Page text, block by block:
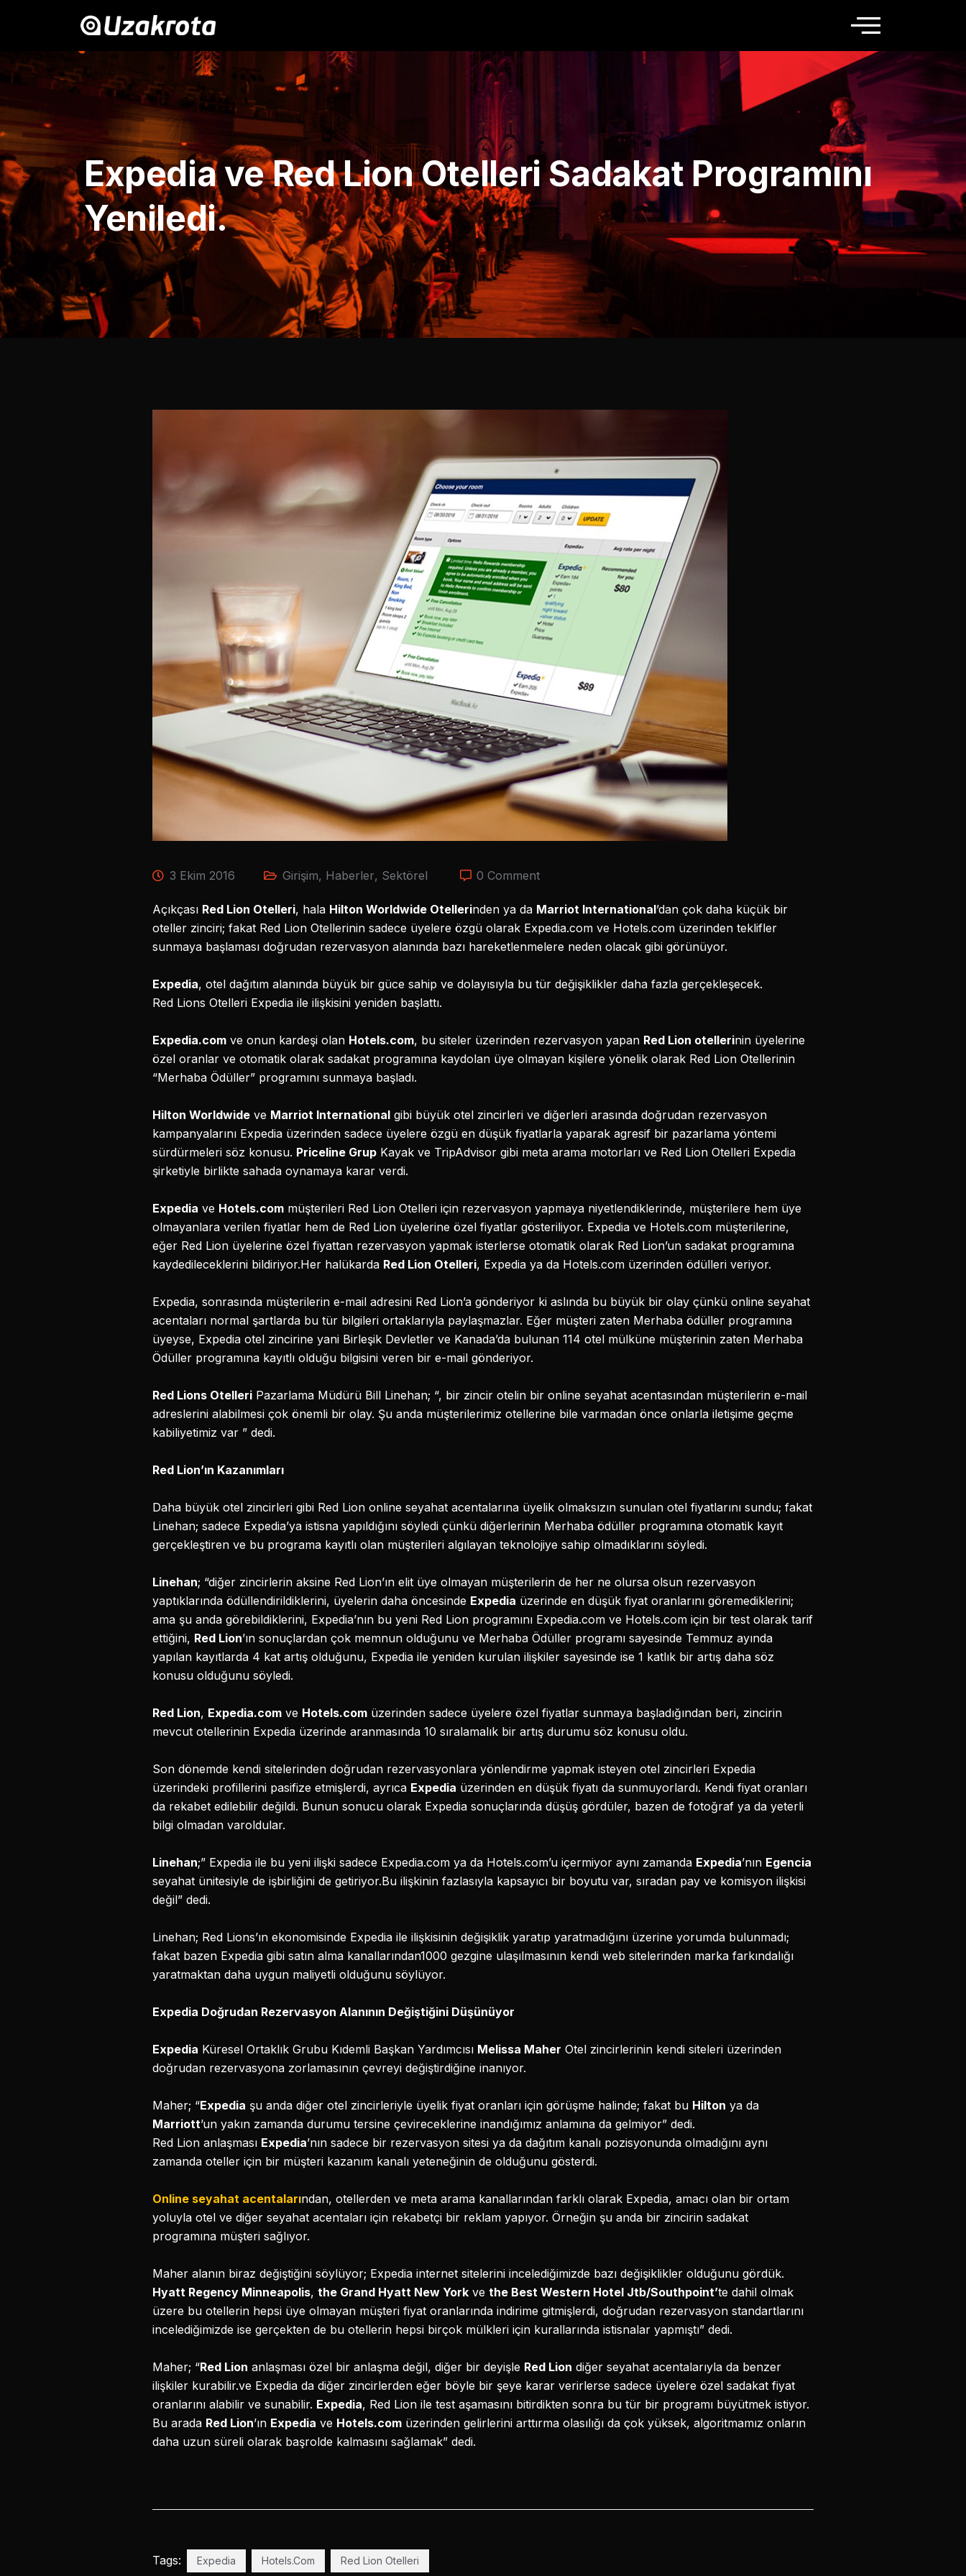
Expedia ve Red Lion Otelleri Sadakat Programını
Yeniledi.
3 Ekim 2016 Girişim, Haberler, Sektörel 0 Comment
Açıkçası Red Lion Otelleri, hala Hilton Worldwide Otellerinden ya da Marriot International’dan çok daha küçük bir
oteller zinciri; fakat Red Lion Otellerinin sadece üyelere özgü olarak Expedia.com ve Hotels.com üzerinden teklifler
sunmaya başlaması doğrudan rezervasyon alanında bazı hareketlenmelere neden olacak gibi görünüyor.
Expedia, otel dağıtım alanında büyük bir güce sahip ve dolayısıyla bu tür değişiklikler daha fazla gerçekleşecek.
Red Lions Otelleri Expedia ile ilişkisini yeniden başlattı.
Expedia.com ve onun kardeşi olan Hotels.com, bu siteler üzerinden rezervasyon yapan Red Lion otellerinin üyelerine
özel oranlar ve otomatik olarak sadakat programına kaydolan üye olmayan kişilere yönelik olarak Red Lion Otellerinin
“Merhaba Ödüller” programını sunmaya başladı.
Hilton Worldwide ve Marriot International gibi büyük otel zincirleri ve diğerleri arasında doğrudan rezervasyon
kampanyalarını Expedia üzerinden sadece üyelere özgü en düşük fiyatlarla yaparak agresif bir pazarlama yöntemi
sürdürmeleri söz konusu. Priceline Grup Kayak ve TripAdvisor gibi meta arama motorları ve Red Lion Otelleri Expedia
şirketiyle birlikte sahada oynamaya karar verdi.
Expedia ve Hotels.com müşterileri Red Lion Otelleri için rezervasyon yapmaya niyetlendiklerinde, müşterilere hem üye
olmayanlara verilen fiyatlar hem de Red Lion üyelerine özel fiyatlar gösteriliyor. Expedia ve Hotels.com müşterilerine,
eğer Red Lion üyelerine özel fiyattan rezervasyon yapmak isterlerse otomatik olarak Red Lion’un sadakat programına
kaydedileceklerini bildiriyor.Her halükarda Red Lion Otelleri, Expedia ya da Hotels.com üzerinden ödülleri veriyor.
Expedia, sonrasında müşterilerin e-mail adresini Red Lion’a gönderiyor ki aslında bu büyük bir olay çünkü online seyahat
acentaları normal şartlarda bu tür bilgileri ortaklarıyla paylaşmazlar. Eğer müşteri zaten Merhaba ödüller programına
üyeyse, Expedia otel zincirine yani Birleşik Devletler ve Kanada’da bulunan 114 otel mülküne müşterinin zaten Merhaba
Ödüller programına kayıtlı olduğu bilgisini veren bir e-mail gönderiyor.
Red Lions Otelleri Pazarlama Müdürü Bill Linehan; “, bir zincir otelin bir online seyahat acentasından müşterilerin e-mail
adreslerini alabilmesi çok önemli bir olay. Şu anda müşterilerimiz otellerine bile varmadan önce onlarla iletişime geçme
kabiliyetimiz var ” dedi.
Red Lion’ın Kazanımları
Daha büyük otel zincirleri gibi Red Lion online seyahat acentalarına üyelik olmaksızın sunulan otel fiyatlarını sundu; fakat
Linehan; sadece Expedia’ya istisna yapıldığını söyledi çünkü diğerlerinin Merhaba ödüller programına otomatik kayıt
gerçekleştiren ve bu programa kayıtlı olan müşterileri algılayan teknolojiye sahip olmadıklarını söyledi.
Linehan; “diğer zincirlerin aksine Red Lion’ın elit üye olmayan müşterilerin de her ne olursa olsun rezervasyon
yaptıklarında ödüllendirildiklerini, üyelerin daha öncesinde Expedia üzerinde en düşük fiyat oranlarını göremediklerini;
ama şu anda görebildiklerini, Expedia’nın bu yeni Red Lion programını Expedia.com ve Hotels.com için bir test olarak tarif
ettiğini, Red Lion’ın sonuçlardan çok memnun olduğunu ve Merhaba Ödüller programı sayesinde Temmuz ayında
yapılan kayıtlarda 4 kat artış olduğunu, Expedia ile yeniden kurulan ilişkiler sayesinde ise 1 katlık bir artış daha söz
konusu olduğunu söyledi.
Red Lion, Expedia.com ve Hotels.com üzerinden sadece üyelere özel fiyatlar sunmaya başladığından beri, zincirin
mevcut otellerinin Expedia üzerinde aranmasında 10 sıralamalık bir artış durumu söz konusu oldu.
Son dönemde kendi sitelerinden doğrudan rezervasyonlara yönlendirme yapmak isteyen otel zincirleri Expedia
üzerindeki profillerini pasifize etmişlerdi, ayrıca Expedia üzerinden en düşük fiyatı da sunmuyorlardı. Kendi fiyat oranları
da rekabet edilebilir değildi. Bunun sonucu olarak Expedia sonuçlarında düşüş gördüler, bazen de fotoğraf ya da yeterli
bilgi olmadan varoldular.
Linehan;” Expedia ile bu yeni ilişki sadece Expedia.com ya da Hotels.com’u içermiyor aynı zamanda Expedia’nın Egencia
seyahat ünitesiyle de işbirliğini de getiriyor.Bu ilişkinin fazlasıyla kapsayıcı bir boyutu var, sıradan pay ve komisyon ilişkisi
değil” dedi.
Linehan; Red Lions’ın ekonomisinde Expedia ile ilişkisinin değişiklik yaratıp yaratmadığını üzerine yorumda bulunmadı;
fakat bazen Expedia gibi satın alma kanallarından1000 gezgine ulaşılmasının kendi web sitelerinden marka farkındalığı
yaratmaktan daha uygun maliyetli olduğunu söylüyor.
Expedia Doğrudan Rezervasyon Alanının Değiştiğini Düşünüyor
Expedia Küresel Ortaklık Grubu Kıdemli Başkan Yardımcısı Melissa Maher Otel zincirlerinin kendi siteleri üzerinden
doğrudan rezervasyona zorlamasının çevreyi değiştirdiğine inanıyor.
Maher; “Expedia şu anda diğer otel zincirleriyle üyelik fiyat oranları için görüşme halinde; fakat bu Hilton ya da
Marriott’un yakın zamanda durumu tersine çevireceklerine inandığımız anlamına da gelmiyor” dedi.
Red Lion anlaşması Expedia’nın sadece bir rezervasyon sitesi ya da dağıtım kanalı pozisyonunda olmadığını aynı
zamanda oteller için bir müşteri kazanım kanalı yeteneğinin de olduğunu gösterdi.
Online seyahat acentalarından, otellerden ve meta arama kanallarından farklı olarak Expedia, amacı olan bir ortam
yoluyla otel ve diğer seyahat acentaları için rekabetçi bir reklam yapıyor. Örneğin şu anda bir zincirin sadakat
programına müşteri sağlıyor.
Maher alanın biraz değiştiğini söylüyor; Expedia internet sitelerini incelediğimizde bazı değişiklikler olduğunu gördük.
Hyatt Regency Minneapolis, the Grand Hyatt New York ve the Best Western Hotel Jtb/Southpoint’te dahil olmak
üzere bu otellerin hepsi üye olmayan müşteri fiyat oranlarında indirime gitmişlerdi, doğrudan rezervasyon standartlarını
incelediğimizde ise gerçekten de bu otellerin hepsi birçok mülkleri için kurallarında istisnalar yapmıştı” dedi.
Maher; “Red Lion anlaşması özel bir anlaşma değil, diğer bir deyişle Red Lion diğer seyahat acentalarıyla da benzer
ilişkiler kurabilir.ve Expedia da diğer zincirlerden eğer böyle bir şeye karar verirlerse sadece üyelere özel sadakat fiyat
oranlarını alabilir ve sunabilir. Expedia, Red Lion ile test aşamasını bitirdikten sonra bu tür bir programı büyütmek istiyor.
Bu arada Red Lion’ın Expedia ve Hotels.com üzerinden gelirlerini arttırma olasılığı da çok yüksek, algoritmamız onların
daha uzun süreli olarak başrolde kalmasını sağlamak” dedi.
Tags: Expedia Hotels.Com Red Lion Otelleri